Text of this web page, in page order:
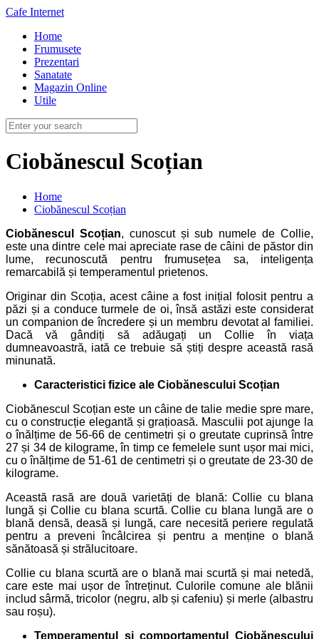
Cafe Internet
Home
Frumusete
Prezentari
Sanatate
Magazin Online
Utile
Ciobănescul Scoțian
Home
Ciobănescul Scoțian
Ciobănescul Scoțian, cunoscut și sub numele de Collie,
este una dintre cele mai apreciate rase de câini de păstor din
lume, recunoscută pentru frumusețea sa, inteligența
remarcabilă și temperamentul prietenos.
Originar din Scoția, acest câine a fost inițial folosit pentru a
păzi și a conduce turmele de oi, însă astăzi este considerat
un companion de încredere și un membru devotat al familiei.
Dacă vă gândiți să adăugați un Collie în viața
dumneavoastră, iată ce trebuie să știți despre această rasă
minunată.
Caracteristici fizice ale Ciobănescului Scoțian
Ciobănescul Scoțian este un câine de talie medie spre mare,
cu o construcție elegantă și grațioasă. Masculii pot ajunge la
o înălțime de 56-66 de centimetri și o greutate cuprinsă între
27 și 34 de kilograme, în timp ce femelele sunt ușor mai mici,
cu o înălțime de 51-61 de centimetri și o greutate de 23-30 de
kilograme.
Această rasă are două varietăți de blană: Collie cu blana
lungă și Collie cu blana scurtă. Collie cu blana lungă are o
blană densă, deasă și lungă, care necesită periere regulată
pentru a preveni încâlcirea și pentru a menține o blană
sănătoasă și strălucitoare.
Collie cu blana scurtă are o blană mai scurtă și mai netedă,
care este mai ușor de întreținut. Culorile comune ale blănii
includ sârmă, tricolor (negru, alb și cafeniu) și merle (albastru
sau roșu).
Temperamentul și comportamentul Ciobănescului